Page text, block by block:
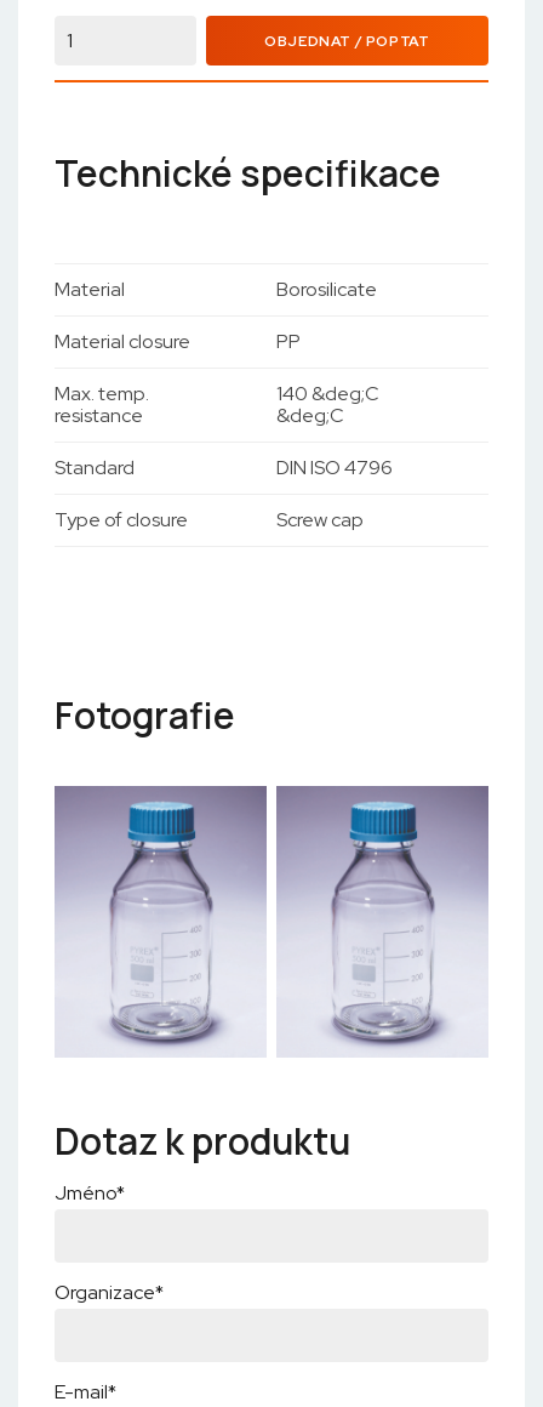
OBJEDNAT / POPTAT
Technické specifikace
Material Borosilicate
Material closure PP
Max. temp.
resistance
140 &deg;C
&deg;C
Standard DIN ISO 4796
Type of closure Screw cap
Fotografie
Dotaz k produktu
Jméno*
Organizace*
E-mail*